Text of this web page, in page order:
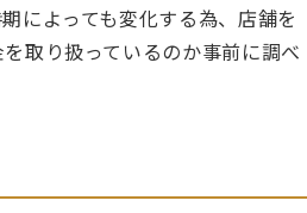
によっても変化する為、店舗を
取り扱っているのか事前に調べ